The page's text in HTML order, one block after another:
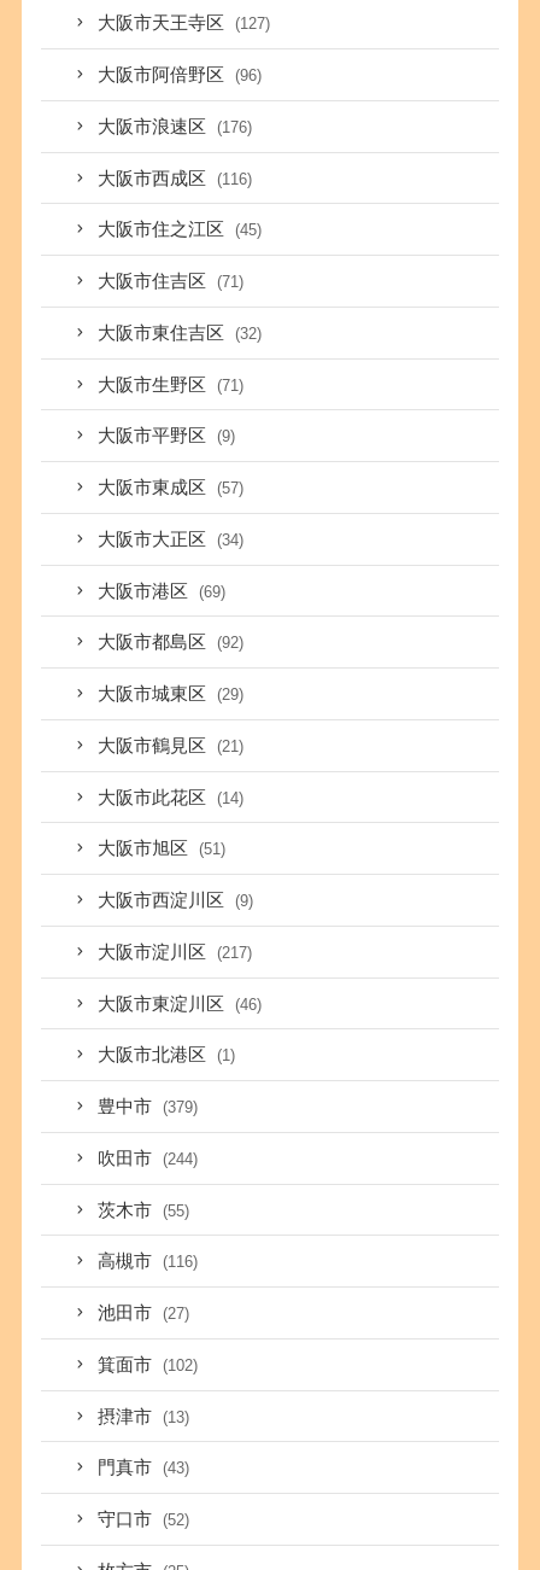
大阪市天王寺区 (127)
大阪市阿倍野区 (96)
大阪市浪速区 (176)
大阪市西成区 (116)
大阪市住之江区 (45)
大阪市住吉区 (71)
大阪市東住吉区 (32)
大阪市生野区 (71)
大阪市平野区 (9)
大阪市東成区 (57)
大阪市大正区 (34)
大阪市港区 (69)
大阪市都島区 (92)
大阪市城東区 (29)
大阪市鶴見区 (21)
大阪市此花区 (14)
大阪市旭区 (51)
大阪市西淀川区 (9)
大阪市淀川区 (217)
大阪市東淀川区 (46)
大阪市北港区 (1)
豊中市 (379)
吹田市 (244)
茨木市 (55)
高槻市 (116)
池田市 (27)
箕面市 (102)
摂津市 (13)
門真市 (43)
守口市 (52)